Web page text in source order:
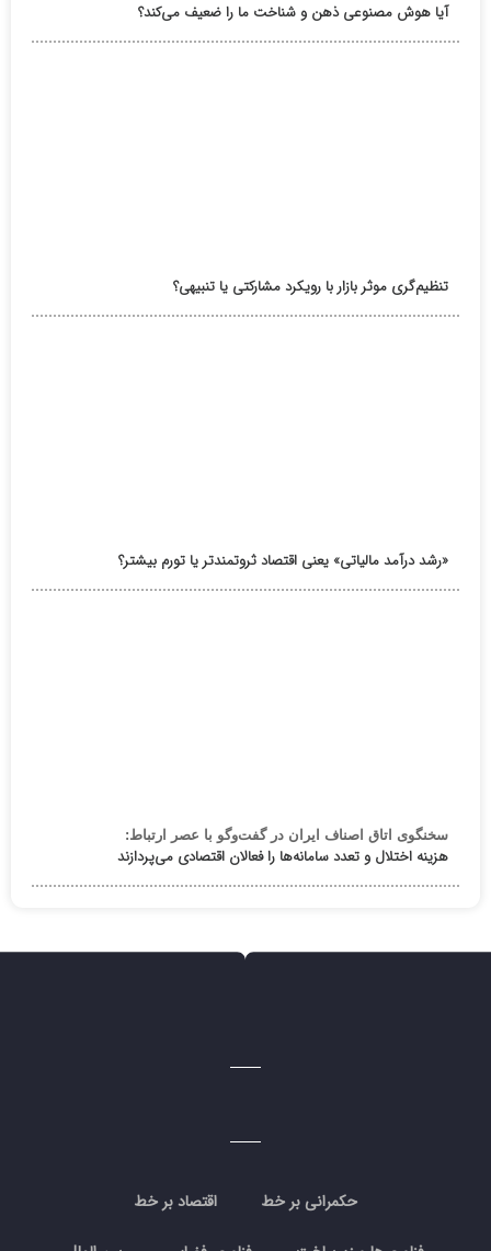
آیا هوش مصنوعی ذهن و شناخت ما را ضعیف می‌کند؟
تنظیم‌گری موثر بازار با رویکرد مشارکتی یا تنبیهی؟
«رشد درآمد مالیاتی» یعنی اقتصاد ثروتمندتر یا تورم بیشتر؟
سخنگوی اتاق اصناف ایران در گفت‌وگو با عصر ارتباط:
هزینه اختلال و تعدد سامانه‌ها را فعالان اقتصادی می‌پردازند
حکمرانی بر خط اقتصاد بر خط